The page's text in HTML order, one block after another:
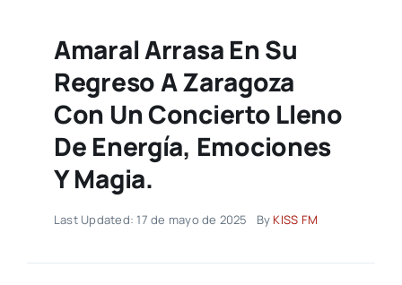
Amaral Arrasa En Su
Regreso A Zaragoza
Con Un Concierto Lleno
De Energía, Emociones
Y Magia.
Last Updated: 17 de mayo de 2025 By KISS FM